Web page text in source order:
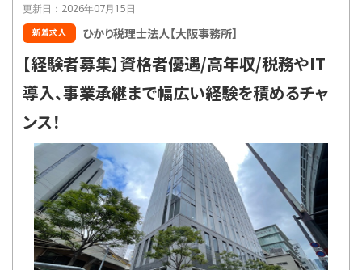
更新日：2026年07月15日
新着求人 ひかり税理士法人【大阪事務所】
【経験者募集】資格者優遇/高年収/税務やIT
導入、事業承継まで幅広い経験を積めるチャ
ンス！